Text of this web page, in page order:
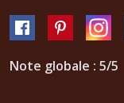
Note globale : 5/5